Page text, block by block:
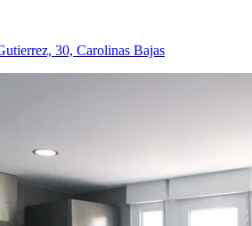
30, Carolinas Bajas